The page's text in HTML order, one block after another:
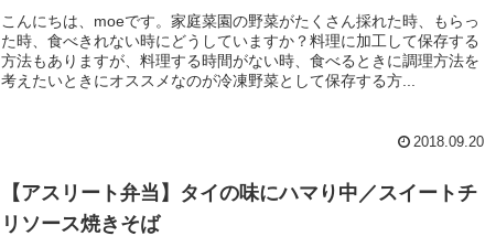
こんにちは、moeです。家庭菜園の野菜がたくさん採れた時、もらっ
た時、食べきれない時にどうしていますか？料理に加工して保存する
方法もありますが、料理する時間がない時、食べるときに調理方法を
考えたいときにオススメなのが冷凍野菜として保存する方...
2018.09.20
【アスリート弁当】タイの味にハマり中／スイートチ
リソース焼きそば